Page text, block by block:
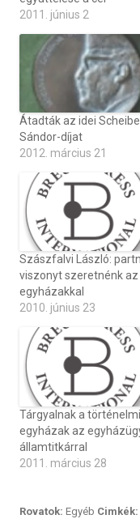
2011. június 2
Átadták az idei
Sándor-díjat
2012. március 21
Szászfalvi László:
viszonyt szeretnénk az
egyházakkal
2010. június 23
Tárgyalnak a történelmi
egyházak az
államtitkárral
2011. március 28
Rovatok: Egyéb Cimkék: